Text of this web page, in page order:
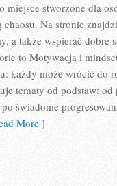
miejsce stworzone dla
Na stronie
a także wspierać dobre
to Motywacja i
każdy może wrócić do
tematy od podstaw:
świadome
More ]